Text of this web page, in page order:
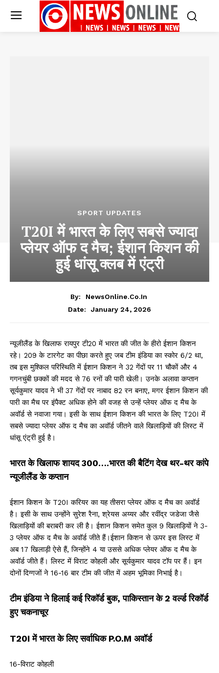
SPORT UPDATES
T20I में भारत के लिए सबसे ज्यादा
प्लेयर ऑफ द मैच; ईशान किशन की
हुई धांसू क्लब में एंट्री
By:
NewsOnline.co.in
Date:
January 24, 2026
न्यूजीलैंड के खिलाफ रायपुर टी20 में भारत की जीत के हीरो ईशान किशन
रहे। 209 के टारगेट का पीछा करते हुए जब टीम इंडिया का स्कोर 6/2 था,
तब इस मुश्किल परिस्थिति में ईशान किशन ने 32 गेंदों पर 11 चौकों और 4
गगनचुंबी छक्कों की मदद से 76 रनों की पारी खेली। उनके अलावा कप्तान
सूर्यकुमार यादव ने भी 37 गेंदों पर नाबाद 82 रन बनाए, मगर ईशान किशन की
पारी का मैच पर इंपैक्ट अधिक होने की वजह से उन्हें प्लेयर ऑफ द मैच के
अवॉर्ड से नवाजा गया। इसी के साथ ईशान किशन की भारत के लिए T20I में
सबसे ज्यादा प्लेयर ऑफ द मैच का अवॉर्ड जीतने वाले खिलाड़ियों की लिस्ट में
धांसू एंट्री हुई है।
भारत के खिलाफ शायद 300….भारत की बैटिंग देख थर-थर कांपे
न्यूजीलैंड के कप्तान
ईशान किशन के T20I करियर का यह तीसरा प्लेयर ऑफ द मैच का अवॉर्ड
है। इसी के साथ उन्होंने सुरेश रैना, श्रेयस अय्यर और रवींद्र जडेजा जैसे
खिलाड़ियों की बराबरी कर ली है। ईशान किशन समेत कुल 9 खिलाड़ियों ने 3-
3 प्लेयर ऑफ द मैच के अवॉर्ड जीते हैं।ईशान किशन से ऊपर इस लिस्ट में
अब 17 खिलाड़ी ऐसे हैं, जिन्होंने 4 या उससे अधिक प्लेयर ऑफ द मैच के
अवॉर्ड जीते हैं। लिस्ट में विराट कोहली और सूर्यकुमार यादव टॉप पर हैं। इन
दोनों दिग्गजों ने 16-16 बार टीम की जीत में अहम भूमिका निभाई है।
टीम इंडिया ने हिलाई कई रिकॉर्ड बुक, पाकिस्तान के 2 वर्ल्ड रिकॉर्ड
हुए चकनाचूर
T20I में भारत के लिए सर्वाधिक P.O.M अवॉर्ड
16-विराट कोहली